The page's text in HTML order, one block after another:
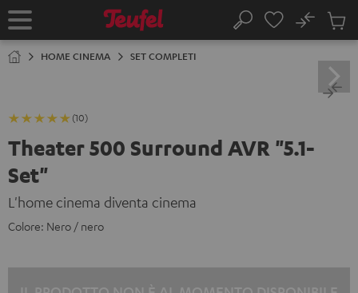
AL
Pagina
Cerca
No
HOME CINEMA SET COMPLETI
(10)
Theater 500 Surround AVR "5.1-
Set"
L'home cinema diventa cinema
Colore: Nero / nero